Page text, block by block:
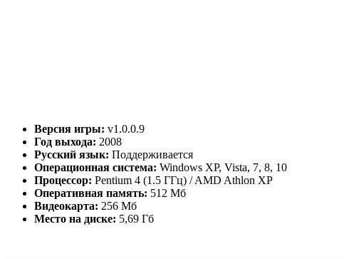
Версия игры: v1.0.0.9
Год выхода: 2008
Русский язык: Поддерживается
Операционная система: Windows XP, Vista, 7, 8, 10
Процессор: Pentium 4 (1.5 ГГц) / AMD Athlon XP
Оперативная память: 512 Мб
Видеокарта: 256 Мб
Место на диске: 5,69 Гб